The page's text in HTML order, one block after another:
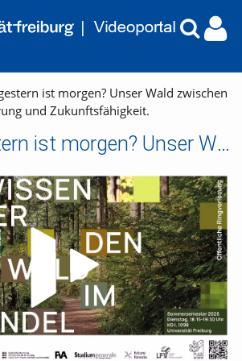
ist morgen? Unser Wald zwischen
und Zukunftsfähigkeit.
Wie viel gestern ist morgen? Unser Wald zwischen historischer Verklärung und Zukunftsfähigkeit.